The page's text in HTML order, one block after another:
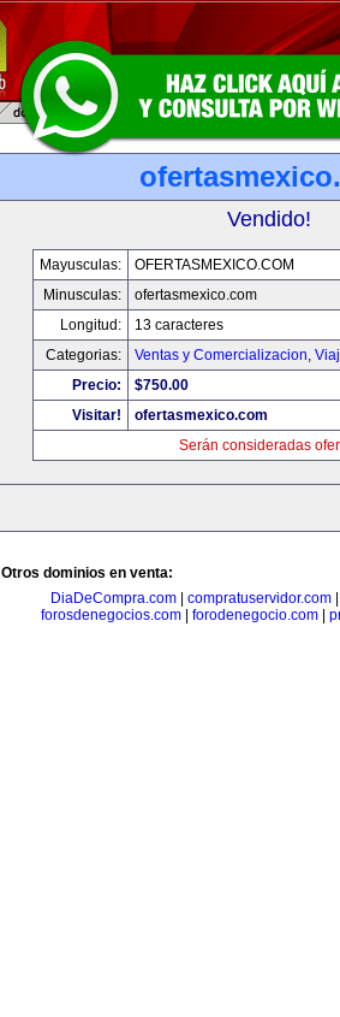
Vendido!
Mayusculas:
OFERTASMEXICO.COM
Minusculas:
ofertasmexico.com
Longitud:
13 caracteres
Categorias:
Ventas y Comercializacion,
Precio:
$750.00
Visitar!
ofertasmexico.com
Serán consideradas
Otros dominios en venta:
DiaDeCompra.com
compratuservidor.com
forosdenegocios.com
forodenegocio.com